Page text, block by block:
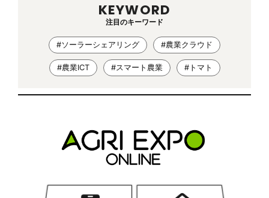
KEYWORD
注目のキーワード
#ソーラーシェアリング #農業クラウド
#農業ICT #スマート農業 #トマト